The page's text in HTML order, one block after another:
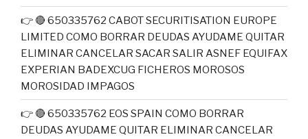
👉 🔴 650335762 CABOT SECURITISATION EUROPE
LIMITED COMO BORRAR DEUDAS AYUDAME QUITAR
ELIMINAR CANCELAR SACAR SALIR ASNEF EQUIFAX
EXPERIAN BADEXCUG FICHEROS MOROSOS
MOROSIDAD IMPAGOS
👉 🔴 650335762 EOS SPAIN COMO BORRAR
DEUDAS AYUDAME QUITAR ELIMINAR CANCELAR